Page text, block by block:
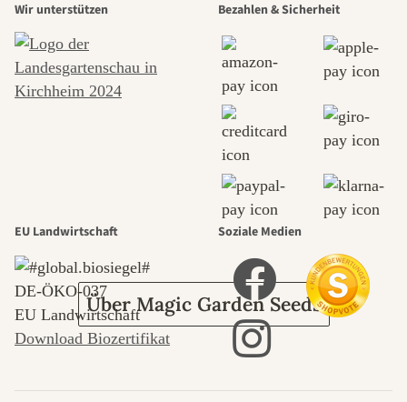
schönsten
Wege zu uns
selbst führt
durch den
Garten
Über Magic Garden Seeds
Wir unterstützen Bezahlen & Sicherheit
EU Landwirtschaft
DE‑ÖKO‑037
EU Landwirtschaft
Download Biozertifikat
Soziale Medien